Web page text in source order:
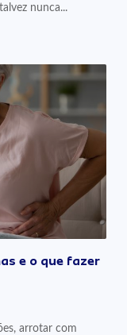
nunca...
e o que fazer
arrotar com